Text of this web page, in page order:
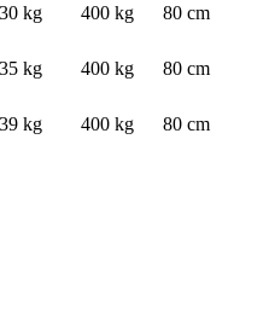
30 kg 400 kg 80 cm
35 kg 400 kg 80 cm
39 kg 400 kg 80 cm